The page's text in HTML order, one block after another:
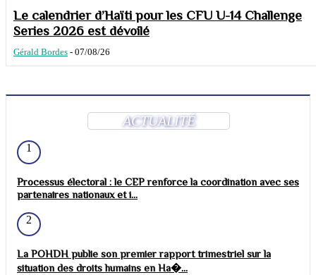
Le calendrier d’Haïti pour les CFU U-14 Challenge
Series 2026 est dévoilé
Gérald Bordes - 07/08/26
ACTUALITÉ
1
Processus électoral : le CEP renforce la coordination avec ses
partenaires nationaux et i...
2
La POHDH publie son premier rapport trimestriel sur la
situation des droits humains en Ha�...